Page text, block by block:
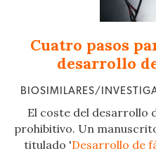
Cuatro pasos
desarrollo
BIOSIMILARES/
El coste del desarrollo
prohibitivo. Un
titulado 'Desarrollo de